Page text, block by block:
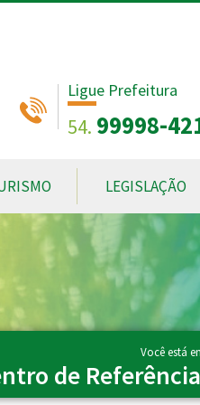
Ligue Prefeitura
54. 99998-
LEGISLAÇÃO
Você está
de